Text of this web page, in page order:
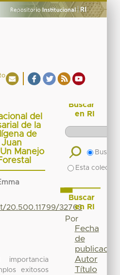
del
de la
de
Juan
Manejo
20.500.11799/32763
exitosos
Buscar
en RI
Buscar
Esta
Buscar
en RI
Por
Fecha
de
publicación
Autor
Título